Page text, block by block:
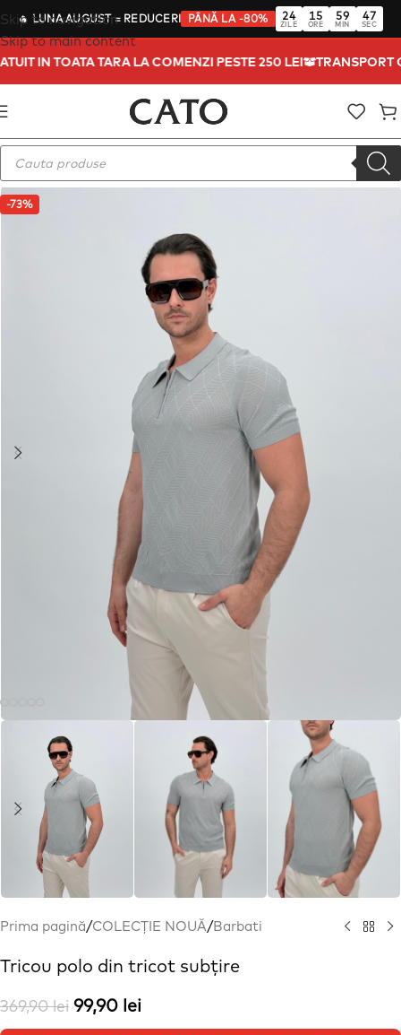
🔥 LUNA AUGUST= REDUCERI PÂNĂ LA -80% 24
ZILE
15
ORE
59
MIN
47
SEC
Skip to navigation
Skip to main content
IN TOATA TARA LA COMENZI PESTE 250 LEI
-73%
Prima pagină/COLECȚIE NOUĂ/Barbati
Tricou polo din tricot subțire
369,90lei 99,90 lei